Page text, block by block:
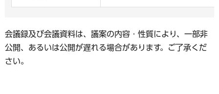
会議録及び会議資料は、議案の内容・性質により、一部非
公開、あるいは公開が遅れる場合があります。ご了承くだ
さい。